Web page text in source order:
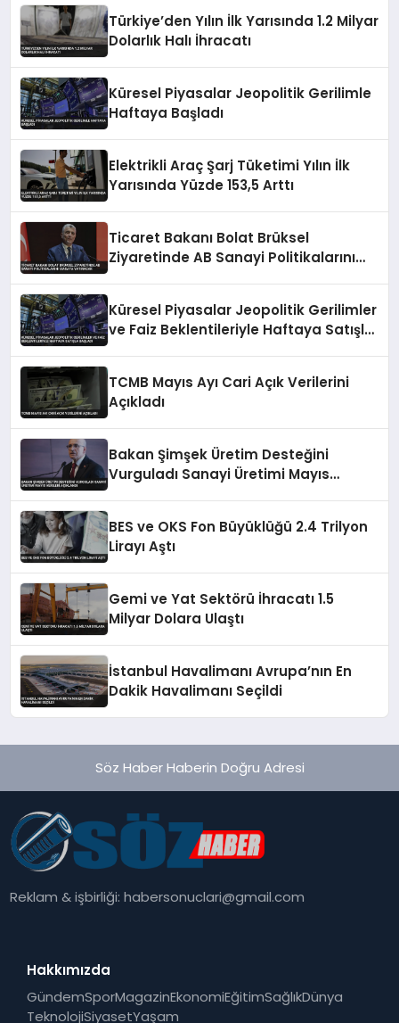
Türkiye’den Yılın İlk Yarısında 1.2 Milyar
Dolarlık Halı İhracatı
Küresel Piyasalar Jeopolitik Gerilimle
Haftaya Başladı
Elektrikli Araç Şarj Tüketimi Yılın İlk
Yarısında Yüzde 153,5 Arttı
Ticaret Bakanı Bolat Brüksel
Ziyaretinde AB Sanayi Politikalarını
Küresel Piyasalar Jeopolitik Gerilimler
ve Faiz Beklentileriyle Haftaya Satışla
TCMB Mayıs Ayı Cari Açık Verilerini
Açıkladı
Bakan Şimşek Üretim Desteğini
Vurguladı Sanayi Üretimi Mayıs
BES ve OKS Fon Büyüklüğü 2.4 Trilyon
Lirayı Aştı
Gemi ve Yat Sektörü İhracatı 1.5
Milyar Dolara Ulaştı
İstanbul Havalimanı Avrupa’nın En
Dakik Havalimanı Seçildi
Söz Haber Haberin Doğru Adresi
Reklam & işbirliği:habersonuclari@gmail.com
Hakkımızda
GündemSporMagazinEkonomiEğitimSağlıkDünya
TeknolojiSiyasetYaşam